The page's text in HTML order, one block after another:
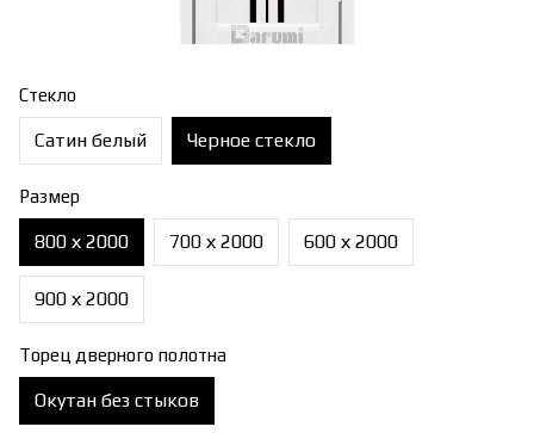
Стекло
Сатин белый Черное стекло
Размер
800 х 2000 700 х 2000 600 х 2000
900 х 2000
Торец дверного полотна
Окутан без стыков